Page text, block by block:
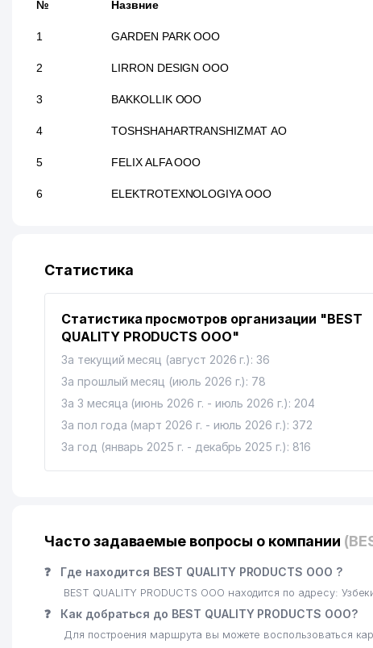
№ Назвние
1 GARDEN PARK ООО
2 LIRRON DESIGN ООО
3 BAKKOLLIK ООО
4 TOSHSHAHARTRANSHIZMAT АО
5 FELIX ALFA ООО
6 ELEKTROTEXNOLOGIYA ООО
Статистика
Статистика просмотров организации "BEST
QUALITY PRODUCTS ООО"
За текущий месяц (август 2026 г.): 36
За прошлый месяц (июль 2026 г.): 78
За 3 месяца (июнь 2026 г. - июль 2026 г.): 204
За пол года (март 2026 г. - июль 2026 г.): 372
За год (январь 2025 г. - декабрь 2025 г.): 816
Часто задаваемые вопросы о компании
❓ Где находится BEST QUALITY PRODUCTS ООО ?
BEST QUALITY PRODUCTS ООО находится по адресу:
❓ Как добраться до BEST QUALITY PRODUCTS ООО?
Для построения маршрута вы можете воспользоваться